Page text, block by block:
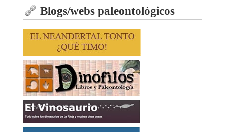
Blogs/webs paleontológicos